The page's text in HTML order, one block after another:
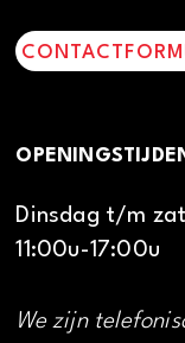
Dinsdag t/m
11:00u-17:00u
We zijn